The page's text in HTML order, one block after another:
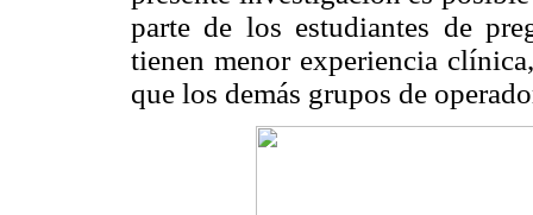
parte de los estudiantes de
tienen menor experiencia
que los demás grupos de